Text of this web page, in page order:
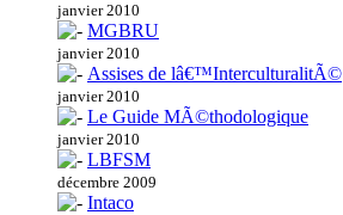
janvier 2010
MGBRU
janvier 2010
Assises de lâ€™InterculturalitÃ©
janvier 2010
Le Guide MÃ©thodologique
janvier 2010
LBFSM
décembre 2009
Intaco